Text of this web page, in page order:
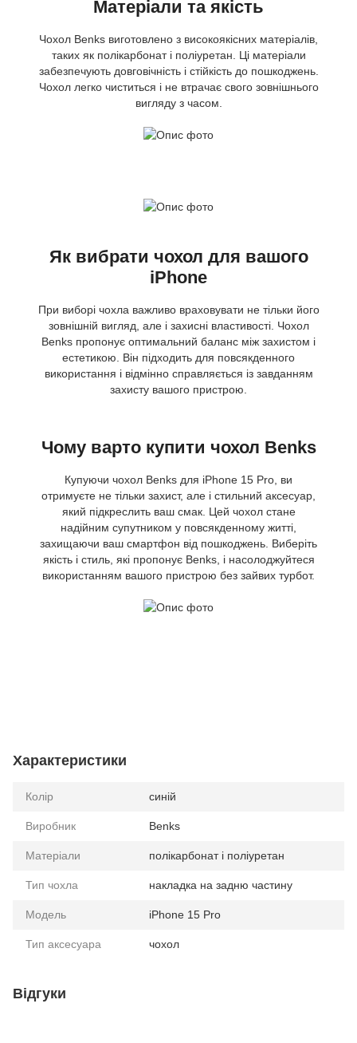
Матеріали та якість
Чохол Benks виготовлено з високоякісних матеріалів,
таких як полікарбонат і поліуретан. Ці матеріали
забезпечують довговічність і стійкість до пошкоджень.
Чохол легко чиститься і не втрачає свого зовнішнього
вигляду з часом.
Як вибрати чохол для вашого
iPhone
При виборі чохла важливо враховувати не тільки його
зовнішній вигляд, але і захисні властивості. Чохол
Benks пропонує оптимальний баланс між захистом і
естетикою. Він підходить для повсякденного
використання і відмінно справляється із завданням
захисту вашого пристрою.
Чому варто купити чохол Benks
Купуючи чохол Benks для iPhone 15 Pro, ви
отримуєте не тільки захист, але і стильний аксесуар,
який підкреслить ваш смак. Цей чохол стане
надійним супутником у повсякденному житті,
захищаючи ваш смартфон від пошкоджень. Виберіть
якість і стиль, які пропонує Benks, і насолоджуйтеся
використанням вашого пристрою без зайвих турбот.
Характеристики
Колір синій
Виробник Benks
Матеріали полікарбонат і поліуретан
Тип чохла накладка на задню частину
Модель iPhone 15 Pro
Тип аксесуара чохол
Відгуки